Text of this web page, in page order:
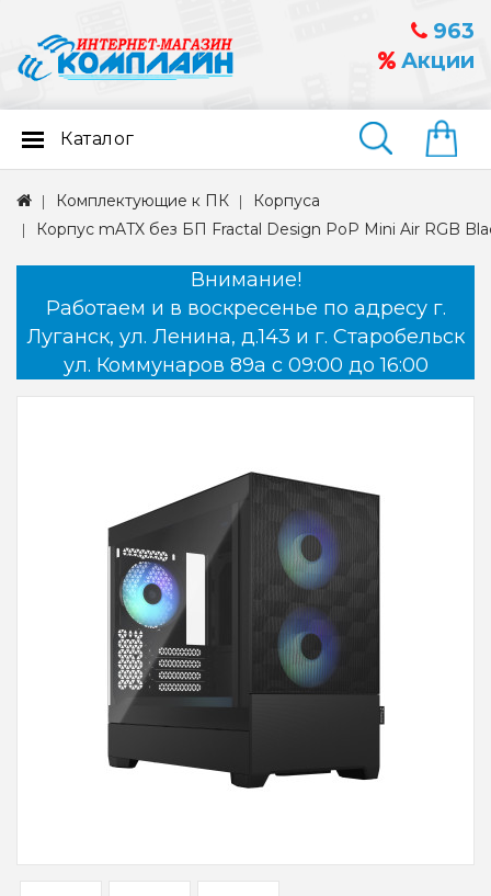
963
Акции
Найти
Каталог
Комплектующие к ПК
Корпуса
Корпус mATX без БП Fractal Design PoP Mini Air RGB
Внимание!
Работаем и в воскресенье по адресу г.
Луганск, ул. Ленина, д.143 и г. Старобельск
ул. Коммунаров 89а с 09:00 до 16:00